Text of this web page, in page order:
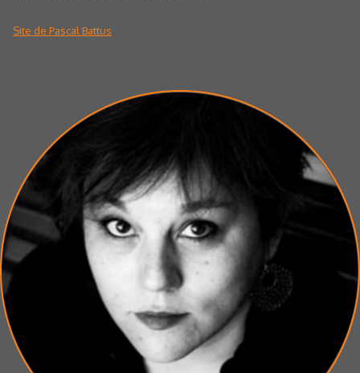
Site de Pascal Battus